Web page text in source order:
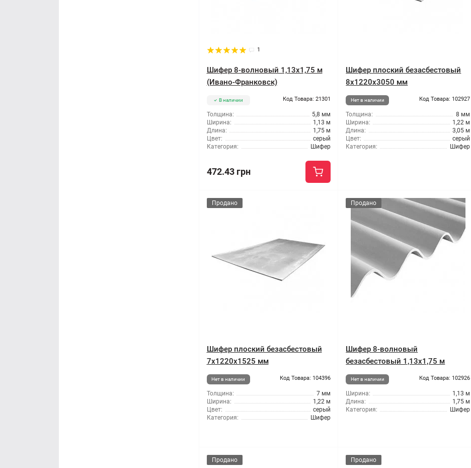
1
Шифер 8-волновый 1,13x1,75 м
(Ивано-Франковск)
В наличии Код Товара: 21301
Толщина:
5,8 мм
Ширина:
1,13 м
Длина:
1,75 м
Цвет:
серый
Категория:
Шифер
472.43 грн
Шифер плоский безасбестовый
8x1220x3050 мм
Нет в наличии Код Товара: 102927
Толщина:
8 мм
Ширина:
1,22 м
Длина:
3,05 м
Цвет:
серый
Категория:
Шифер
Продано
Шифер плоский безасбестовый
7x1220x1525 мм
Нет в наличии Код Товара: 104396
Толщина:
7 мм
Ширина:
1,22 м
Цвет:
серый
Категория:
Шифер
Продано
Шифер 8-волновый
безасбестовый 1,13x1,75 м
Нет в наличии Код Товара: 102926
Ширина:
1,13 м
Длина:
1,75 м
Категория:
Шифер
Продано Продано